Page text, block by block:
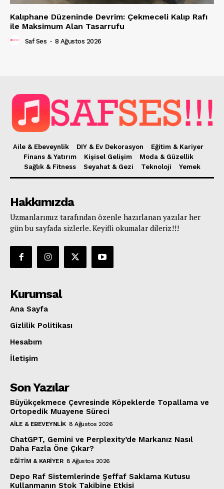
Kalıphane Düzeninde Devrim: Çekmeceli Kalıp Rafı
ile Maksimum Alan Tasarrufu
Saf Ses - 8 Ağustos 2026
Aile & Ebeveynlik DIY & Ev Dekorasyon
Eğitim & Kariyer
Finans & Yatırım
Kişisel Gelişim
Moda & Güzellik
Sağlık & Fitness
Seyahat & Gezi Teknoloji Yemek
Hakkımızda
Uzmanlarımız tarafından özenle hazırlanan yazılar her
gün bu sayfada sizlerle. Keyifli okumalar dileriz!!!
Kurumsal
Ana Sayfa
Gizlilik Politikası
Hesabım
İletişim
Son Yazılar
Büyükçekmece Çevresinde Köpeklerde Topallama ve
Ortopedik Muayene Süreci
AILE & EBEVEYNLIK 8 Ağustos 2026
ChatGPT, Gemini ve Perplexity’de Markanız Nasıl
Daha Fazla Öne Çıkar?
EĞITIM & KARIYER 8 Ağustos 2026
Depo Raf Sistemlerinde Şeffaf Saklama Kutusu
Kullanmanın Stok Takibine Etkisi